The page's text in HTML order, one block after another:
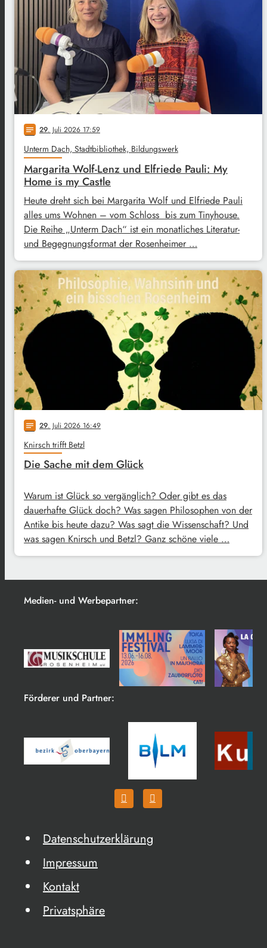
notes 29. Juli 2026 17:59
Unterm Dach, Stadtbibliothek, Bildungswerk
Margarita Wolf-Lenz und Elfriede Pauli: My
Home is my Castle
Heute dreht sich bei Margarita Wolf und Elfriede Pauli
alles ums Wohnen – vom Schloss bis zum Tinyhouse.
Die Reihe „Unterm Dach“ ist ein monatliches Literatur-
und Begegnungsformat der Rosenheimer …
notes 29. Juli 2026 16:49
Knirsch trifft Betzl
Die Sache mit dem Glück
Warum ist Glück so vergänglich? Oder gibt es das
dauerhafte Glück doch? Was sagen Philosophen von der
Antike bis heute dazu? Was sagt die Wissenschaft? Und
was sagen Knirsch und Betzl? Ganz schöne viele …
Medien- und Werbepartner:
Förderer und Partner:
Datenschutzerklärung
Impressum
Kontakt
Privatsphäre